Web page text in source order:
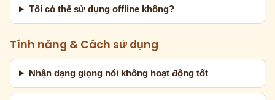
Tôi có thể sử dụng offline không?
Tính năng & Cách sử dụng
Nhận dạng giọng nói không hoạt động tốt